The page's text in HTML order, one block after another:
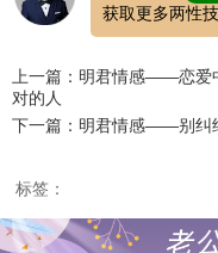
获取更多两性
上一篇：明君情感——恋爱
对的人
下一篇：明君情感——别纠
标签：